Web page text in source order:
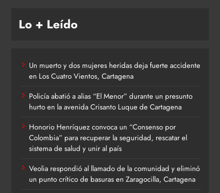
Lo + Leído
Un muerto y dos mujeres heridas deja fuerte accidente
en Los Cuatro Vientos, Cartagena
Policía abatió a alias “El Menor” durante un presunto
hurto en la avenida Crisanto Luque de Cartagena
Honorio Henríquez convoca un “Consenso por
Colombia” para recuperar la seguridad, rescatar el
sistema de salud y unir al país
Veolia respondió al llamado de la comunidad y eliminó
un punto crítico de basuras en Zaragocilla, Cartagena